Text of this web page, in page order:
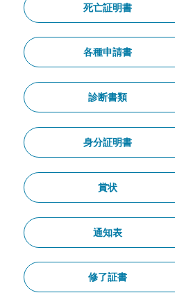
死亡証明書
各種申請書
診断書類
身分証明書
賞状
通知表
修了証書